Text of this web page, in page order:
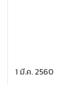
1 มี.ค. 2560